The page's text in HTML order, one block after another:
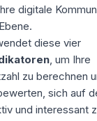
digitale
diese vier
, um Ihre
zu berechnen
sich auf
und interessant